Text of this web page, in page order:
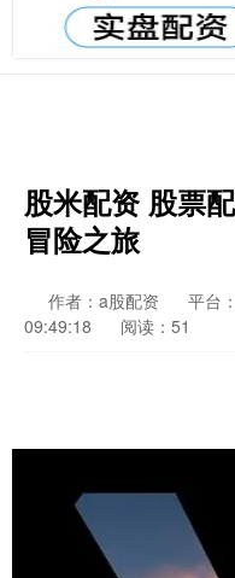
股米配资 股票
冒险之旅
作者：a股配资 平台
09:49:18
阅读：51